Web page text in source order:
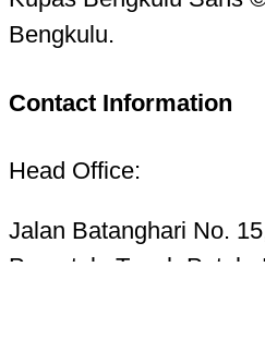
Bengkulu.
Contact Information
Head Office:
Jalan Batanghari No.
Pracetak, Tanah Patah,